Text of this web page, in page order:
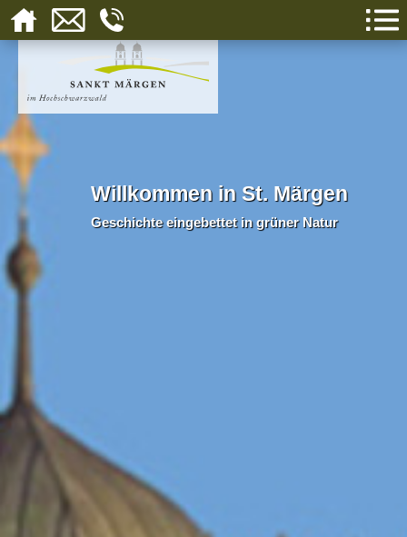
Willkommen in St. Märgen
Geschichte eingebettet in grüner Natur